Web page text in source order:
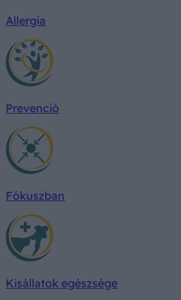
Allergia
Prevenció
Fókuszban
Kisállatok egészsége